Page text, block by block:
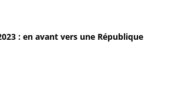
: en avant vers une République